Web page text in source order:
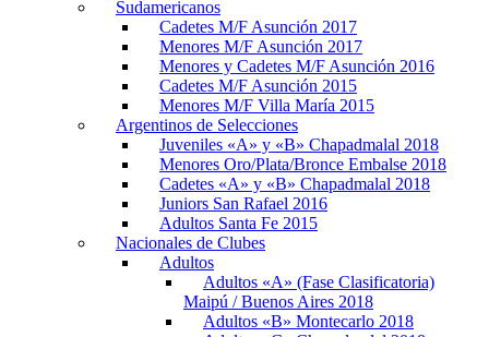
Sudamericanos
Cadetes M/F Asunción 2017
Menores M/F Asunción 2017
Menores y Cadetes M/F Asunción 2016
Cadetes M/F Asunción 2015
Menores M/F Villa María 2015
Argentinos de Selecciones
Juveniles «A» y «B» Chapadmalal 2018
Menores Oro/Plata/Bronce Embalse 2018
Cadetes «A» y «B» Chapadmalal 2018
Juniors San Rafael 2016
Adultos Santa Fe 2015
Nacionales de Clubes
Adultos
Adultos «A» (Fase Clasificatoria)
Maipú / Buenos Aires 2018
Adultos «B» Montecarlo 2018